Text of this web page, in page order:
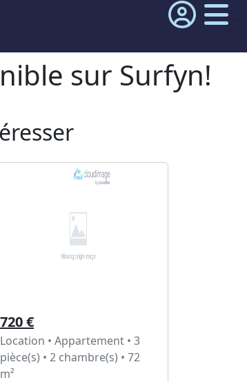
sur Surfyn!
720 €
Location • Appartement • 3
pièce(s) • 2 chambre(s) • 72
m²